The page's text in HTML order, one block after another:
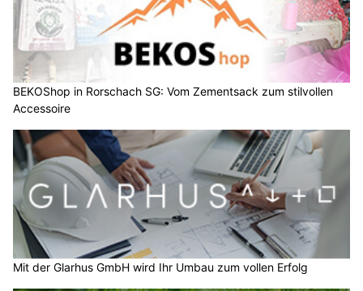
BEKOShop in Rorschach SG: Vom Zementsack zum stilvollen
Accessoire
Mit der Glarhus GmbH wird Ihr Umbau zum vollen Erfolg